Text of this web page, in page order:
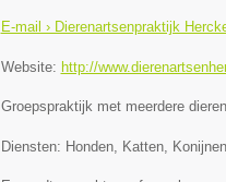
E-mail › Dierenartsenpraktijk
Website: http://
Groepspraktijk met meerdere
Diensten: Honden, Katten, Konijnen